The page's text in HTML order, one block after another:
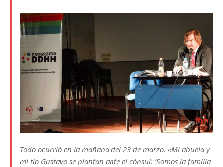
Todo ocurrió en la mañana del 23 de marzo. «Mi abuela y
mi tío Gustavo se plantan ante el cónsul: ‘Somos la familia